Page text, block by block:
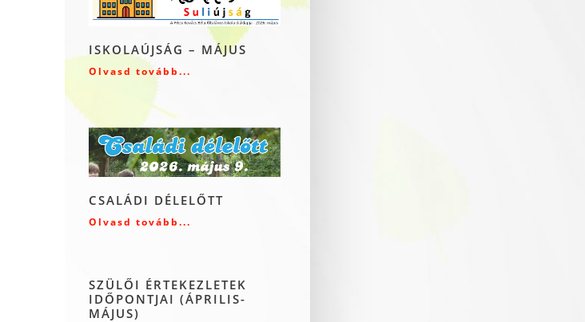
ISKOLAÚJSÁG – MÁJUS
Olvasd tovább...
CSALÁDI DÉLELŐTT
Olvasd tovább...
SZÜLŐI ÉRTEKEZLETEK
IDŐPONTJAI (ÁPRILIS-
MÁJUS)